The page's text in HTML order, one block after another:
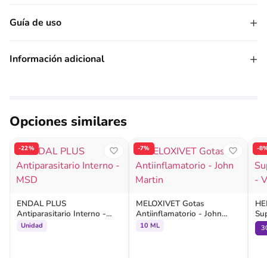
Guía de uso +
Información adicional +
Opciones similares
-22%
ENDAL PLUS
Antiparasitario Interno -
MSD
Unidad
-7%
MELOXIVET Gotas
Antiinflamatorio - John
Martin
10 ML
-